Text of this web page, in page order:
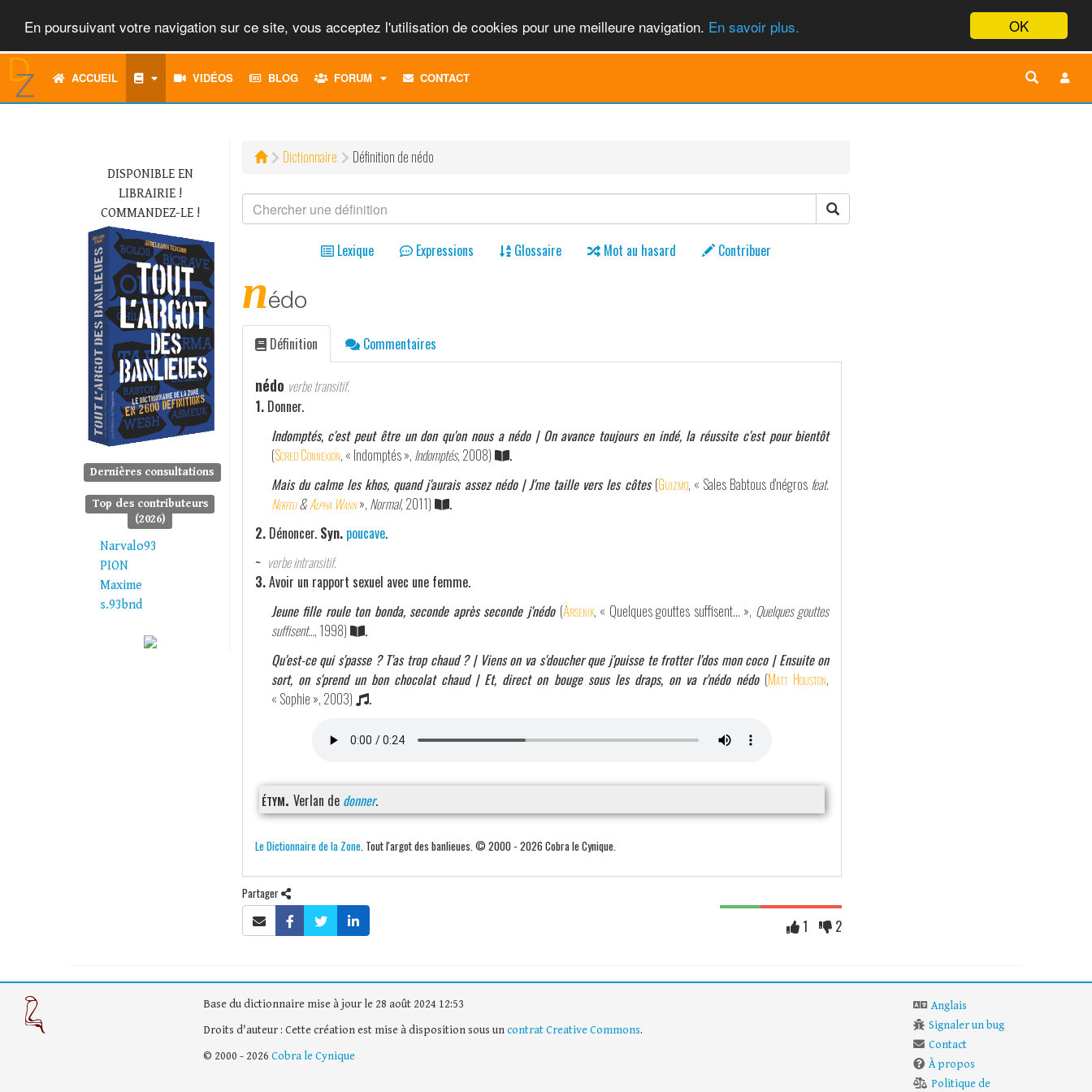
OK
En poursuivant votre navigation sur ce site, vous acceptez l'utilisation de cookies pour une meilleure navigation. En savoir plus.
ACCUEIL VIDÉOS BLOG FORUM
TOGGLECONTACT
DISPONIBLE EN
LIBRAIRIE !
COMMANDEZ-LE !
Dernières consultations
Top des contributeurs
(2026)
Narvalo93
PION
Maxime
s.93bnd
Dictionnaire Définition de nédo
Lexique Expressions Glossaire Mot au hasard Contribuer
nédo
Définition Commentaires
nédo verbe transitif.
1. Donner.
Indomptés, c'est peut être un don qu'on nous a nédo | On avance toujours en indé, la réussite c'est pour bientôt
(Scred Connexion, « Indomptés », Indomptés, 2008)
.
Mais du calme les khos, quand j'aurais assez nédo | J'me taille vers les côtes (Guizmo, « Sales Babtous d'négros feat.
Nekfeu&Alpha Wann», Normal, 2011)
.
2. Dénoncer. Syn. poucave.
~ verbe intransitif.
3.Avoir un rapport sexuel avec une femme.
Jeune fille roule ton bonda, seconde après seconde j'nédo (Ärsenik, « Quelques gouttes suffisent… », Quelques gouttes
suffisent…, 1998)
.
Qu'est-ce qui s'passe ? T'as trop chaud ? | Viens on va s'doucher que j'puisse te frotter l'dos mon coco | Ensuite on
sort, on s'prend un bon chocolat chaud | Et, direct on bouge sous les draps, on va r'nédo nédo (Matt Houston,
« Sophie », 2003)
.
étym. Verlan de donner.
Le Dictionnaire de la Zone. Tout l'argot des banlieues. © 2000 - 2026 Cobra le Cynique.
Partager
1 2
Base du dictionnaire mise à jour le 28 août 2024 12:53
Droits d'auteur : Cette création est mise à disposition sous uncontrat Creative Commons.
© 2000 - 2026 Cobra le Cynique
Anglais
Signaler un bug
Contact
À propos
Politique de